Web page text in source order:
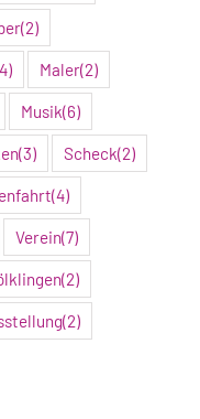
(2)
Maler(2)
Musik(6)
(3) Scheck(2)
(4)
Verein(7)
(2)
(2)